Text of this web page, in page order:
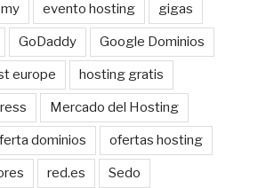
evento hosting gigas
GoDaddy Google Dominios
europe hosting gratis
Mercado del Hosting
dominios ofertas hosting
red.es Sedo